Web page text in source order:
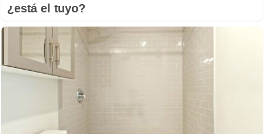
¿está el tuyo?